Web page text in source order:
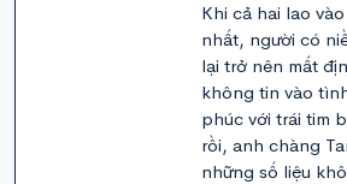
Khi cả hai lao
nhất, người có
lại trở nên mất
không tin vào
phúc với trái tim
rồi, anh chàng
những số liệu